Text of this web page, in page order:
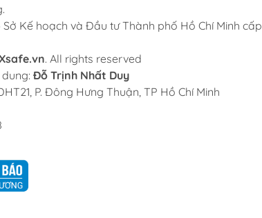
Sở Kế hoạch và Đầu tư Thành phố Hồ Chí Minh cấp
. All rights reserved
Đỗ Trịnh Nhất Duy
P. Đông Hưng Thuận, TP Hồ Chí Minh